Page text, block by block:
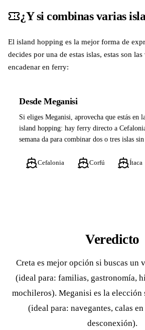
¿Y si combinas varias
El island hopping es la mejor forma de
decides por una de estas islas, estas son
encadenar en ferry:
Desde Meganisi
Si eliges Meganisi, aprovecha que estás en
island hopping: hay ferry directo a
semana da para combinar dos o tres islas
Cefalonia Corfú Ítaca
Veredicto
Creta es mejor opción si buscas un
(ideal para: familias, gastronomía,
mochileros). Meganisi es la elección
(ideal para: navegantes, calas
desconexión).